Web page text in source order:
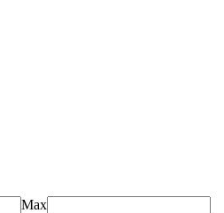
Max